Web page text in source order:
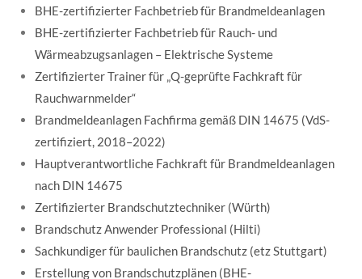
BHE-zertifizierter Fachbetrieb für Brandmeldeanlagen
BHE-zertifizierter Fachbetrieb für Rauch- und
Wärmeabzugsanlagen – Elektrische Systeme
Zertifizierter Trainer für „Q-geprüfte Fachkraft für
Rauchwarnmelder“
Brandmeldeanlagen Fachfirma gemäß DIN 14675 (VdS-
zertifiziert, 2018–2022)
Hauptverantwortliche Fachkraft für Brandmeldeanlagen
nach DIN 14675
Zertifizierter Brandschutztechniker (Würth)
Brandschutz Anwender Professional (Hilti)
Sachkundiger für baulichen Brandschutz (etz Stuttgart)
Erstellung von Brandschutzplänen (BHE-